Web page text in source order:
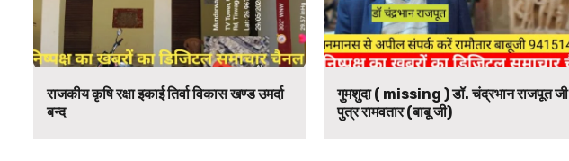
राजकीय कृषि रक्षा इकाई तिर्वा विकास खण्ड उमर्दा
बन्द
गुमशुदा ( missing ) डॉ. चंद्रभान राजपूत जी
पुत्र रामवतार (बाबू जी)